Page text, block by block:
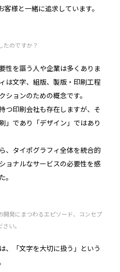
様と一緒に追求しています。
たのですか？
性を謳う人や企業は多くありま
は文字、組版、製版・印刷工程
ションのための概念です。
つ印刷会社も存在しますが、そ
」であり「デザイン」ではあり
、タイポグラフィ全体を統合的
ョナルなサービスの必要性を感
。
開発にまつわるエピソード、コンセプ
い。
、「文字を大切に扱う」という